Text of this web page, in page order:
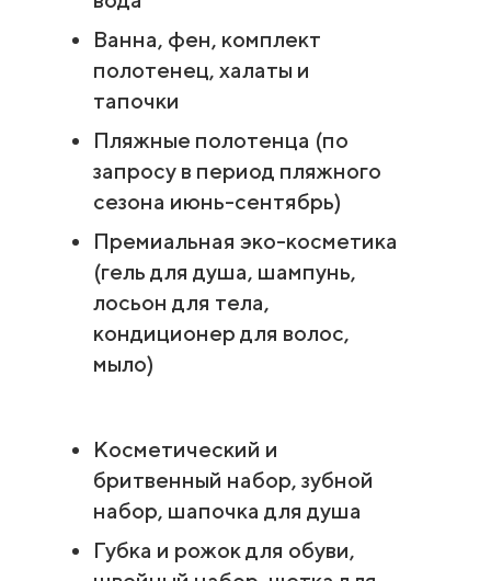
Ванна, фен, комплект
полотенец, халаты и
тапочки
Пляжные полотенца (по
запросу в период пляжного
сезона июнь-сентябрь)
Премиальная эко-косметика
(гель для душа, шампунь,
лосьон для тела,
кондиционер для волос,
мыло)
Косметический и
бритвенный набор, зубной
набор, шапочка для душа
Губка и рожок для обуви,